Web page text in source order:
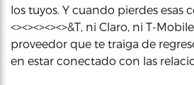
los tuyos. Y cuando pierdes esas
<><><><><>&T, ni Claro, ni T-
proveedor que te traiga de
en estar conectado con las